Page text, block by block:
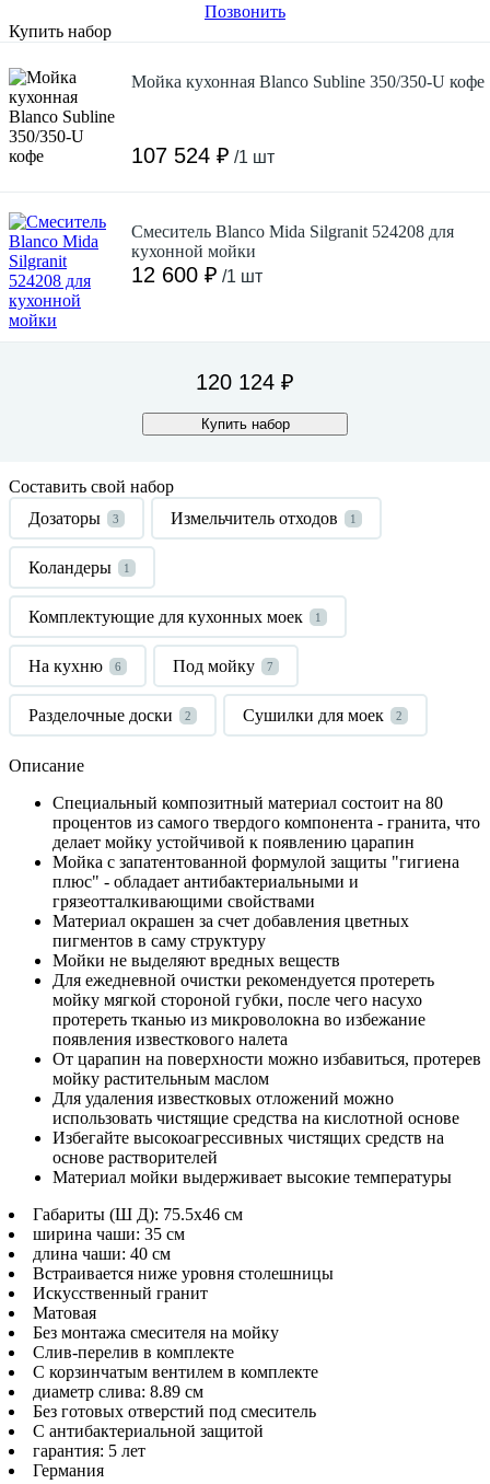
Позвонить
Купить набор
Мойка кухонная Blanco Subline 350/350-U кофе
107 524 ₽ /1 шт
Смеситель Blanco Mida Silgranit 524208 для
кухонной мойки
12 600 ₽ /1 шт
120 124 ₽
Купить набор
Составить свой набор
Дозаторы
3 Измельчитель отходов 1
Коландеры 1
Комплектующие для кухонных моек 1
На кухню 6 Под мойку 7
Разделочные доски 2 Сушилки для моек 2
Описание
Специальный композитный материал состоит на 80
процентов из самого твердого компонента - гранита, что
делает мойку устойчивой к появлению царапин
Мойка с запатентованной формулой защиты "гигиена
плюс" - обладает антибактериальными и
грязеотталкивающими свойствами
Материал окрашен за счет добавления цветных
пигментов в саму структуру
Мойки не выделяют вредных веществ
Для ежедневной очистки рекомендуется протереть
мойку мягкой стороной губки, после чего насухо
протереть тканью из микроволокна во избежание
появления известкового налета
От царапин на поверхности можно избавиться, протерев
мойку растительным маслом
Для удаления известковых отложений можно
использовать чистящие средства на кислотной основе
Избегайте высокоагрессивных чистящих средств на
основе растворителей
Материал мойки выдерживает высокие температуры
Габариты (Ш Д): 75.5x46 см
ширина чаши: 35 см
длина чаши: 40 см
Встраивается ниже уровня столешницы
Искусственный гранит
Матовая
Без монтажа смесителя на мойку
Слив-перелив в комплекте
С корзинчатым вентилем в комплекте
диаметр слива: 8.89 см
Без готовых отверстий под смеситель
С антибактериальной защитой
гарантия: 5 лет
Германия